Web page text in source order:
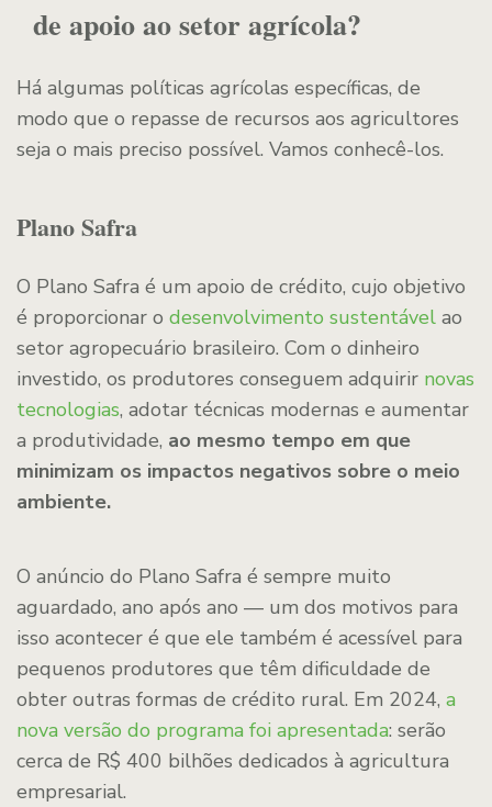
de apoio ao setor agrícola?
Há algumas políticas agrícolas específicas, de
modo que o repasse de recursos aos agricultores
seja o mais preciso possível. Vamos conhecê-los.
Plano Safra
O Plano Safra é um apoio de crédito, cujo objetivo
é proporcionar o desenvolvimento sustentável ao
setor agropecuário brasileiro. Com o dinheiro
investido, os produtores conseguem adquirir novas
tecnologias, adotar técnicas modernas e aumentar
a produtividade, ao mesmo tempo em que
minimizam os impactos negativos sobre o meio
ambiente.
O anúncio do Plano Safra é sempre muito
aguardado, ano após ano — um dos motivos para
isso acontecer é que ele também é acessível para
pequenos produtores que têm dificuldade de
obter outras formas de crédito rural. Em 2024, a
nova versão do programa foi apresentada: serão
cerca de R$ 400 bilhões dedicados à agricultura
empresarial.